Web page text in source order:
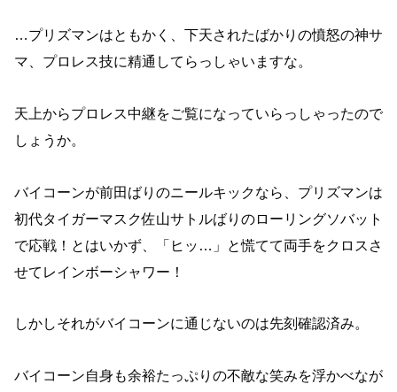
…プリズマンはともかく、下天されたばかりの憤怒の神サ
マ、プロレス技に精通してらっしゃいますな。
天上からプロレス中継をご覧になっていらっしゃったので
しょうか。
バイコーンが前田ばりのニールキックなら、プリズマンは
初代タイガーマスク佐山サトルばりのローリングソバット
で応戦！とはいかず、「ヒッ…」と慌てて両手をクロスさ
せてレインボーシャワー！
しかしそれがバイコーンに通じないのは先刻確認済み。
バイコーン自身も余裕たっぷりの不敵な笑みを浮かべなが